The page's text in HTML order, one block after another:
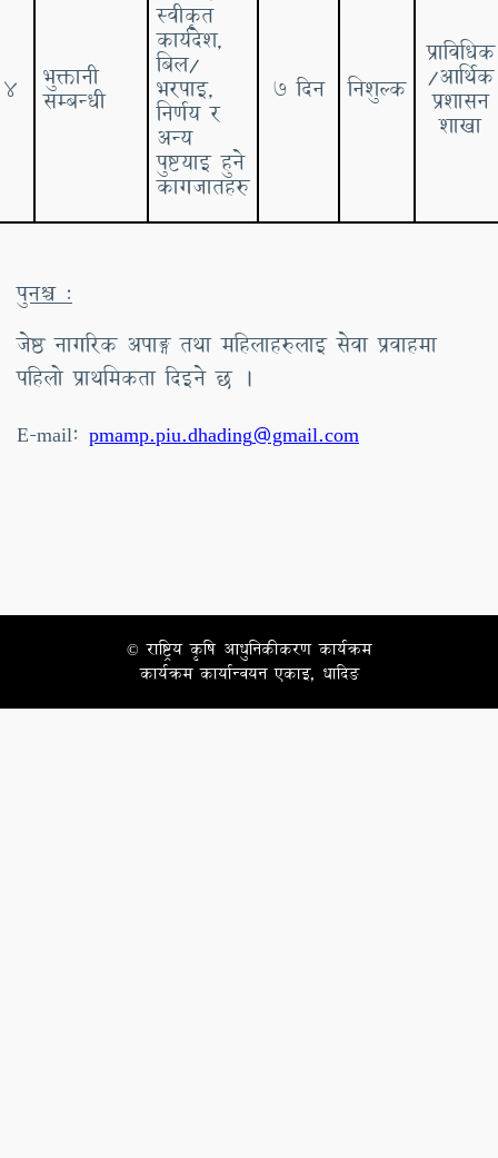
भुक्तानी
सम्बन्धी
स्वीकृत
कार्यदेश,
बिल/
भरपाइ,
निर्णय र
अन्य
पुष्टयाइ हुने
कागजातहरु
7 दिन निशुल्क
प्राविधिक
/आर्थिक
प्रशासन
शाखा
पुनश्च :
जेष्ठ नागरिक अपाङ्ग तथा महिलाहरुलाइ सेवा प्रवाहमा
पहिलो प्राथमिकता दिइने छ ।
E-mail: pmamp.piu.dhading@gmail.com
© राष्ट्रिय कृषि आधुनिकीकरण कार्यक्रम
कार्यक्रम कार्यान्वयन एकाइ, धादिङ